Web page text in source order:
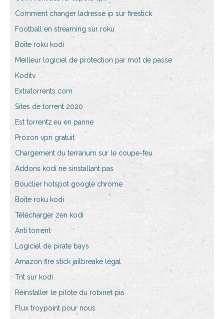
Comment changer ladresse ip sur firestick
Football en streaming sur roku
Boîte roku kodi
Meilleur logiciel de protection par mot de passe
Koditv.
Extratorrents com
Sites de torrent 2020
Est torrentz.eu en panne
Prozon vpn gratuit
Chargement du terrarium sur le coupe-feu
Addons kodi ne sinstallant pas
Bouclier hotspot google chrome
Boîte roku kodi
Télécharger zen kodi
Anti torrent
Logiciel de pirate bays
Amazon fire stick jailbreaké légal
Tnt sur kodi
Réinstaller le pilote du robinet pia
Flux troypoint pour nous